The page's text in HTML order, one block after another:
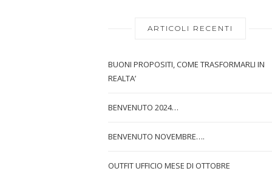
ARTICOLI RECENTI
BUONI PROPOSITI, COME TRASFORMARLI IN
REALTA’
BENVENUTO 2024…
BENVENUTO NOVEMBRE….
OUTFIT UFFICIO MESE DI OTTOBRE